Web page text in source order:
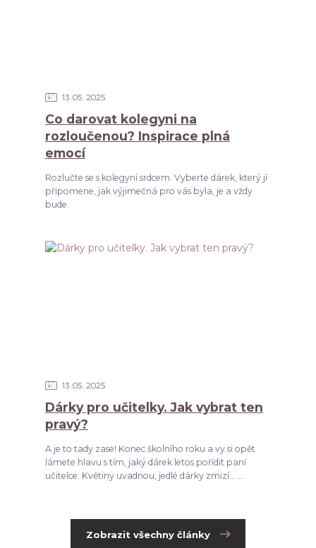
13 05 2025
Co darovat kolegyni na
rozloučenou? Inspirace plná
emocí
Rozlučte se s kolegyní srdcem. Vyberte dárek, který jí
připomene, jak výjimečná pro vás byla, je a vždy
bude.
13 05 2025
Dárky pro učitelky. Jak vybrat ten
pravý?
A je to tady zase! Konec školního roku a vy si opět
lámete hlavu s tím, jaký dárek letos pořídit paní
učitelce. Květiny uvadnou, jedlé dárky zmizí... ...
Zobrazit všechny články